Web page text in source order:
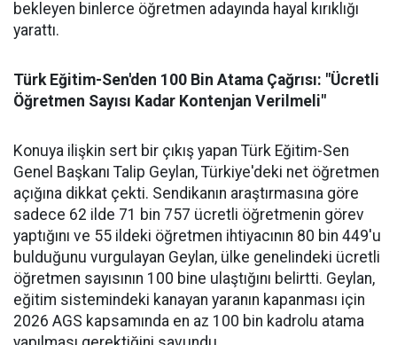
bekleyen binlerce öğretmen adayında hayal kırıklığı
yarattı.
Türk Eğitim-Sen'den 100 Bin Atama Çağrısı: "Ücretli
Öğretmen Sayısı Kadar Kontenjan Verilmeli"
Konuya ilişkin sert bir çıkış yapan Türk Eğitim-Sen
Genel Başkanı Talip Geylan, Türkiye'deki net öğretmen
açığına dikkat çekti. Sendikanın araştırmasına göre
sadece 62 ilde 71 bin 757 ücretli öğretmenin görev
yaptığını ve 55 ildeki öğretmen ihtiyacının 80 bin 449'u
bulduğunu vurgulayan Geylan, ülke genelindeki ücretli
öğretmen sayısının 100 bine ulaştığını belirtti. Geylan,
eğitim sistemindeki kanayan yaranın kapanması için
2026 AGS kapsamında en az 100 bin kadrolu atama